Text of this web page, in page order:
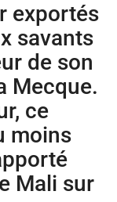
exportés
savants
de son
Mecque.
ce
moins
Mali sur